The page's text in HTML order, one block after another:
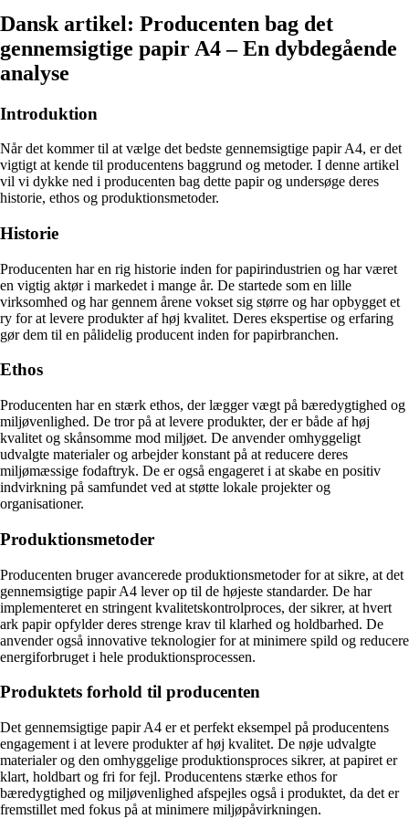
Dansk artikel: Producenten bag det
gennemsigtige papir A4 – En dybdegående
analyse
Introduktion
Når det kommer til at vælge det bedste gennemsigtige papir A4, er det
vigtigt at kende til producentens baggrund og metoder. I denne artikel
vil vi dykke ned i producenten bag dette papir og undersøge deres
historie, ethos og produktionsmetoder.
Historie
Producenten har en rig historie inden for papirindustrien og har været
en vigtig aktør i markedet i mange år. De startede som en lille
virksomhed og har gennem årene vokset sig større og har opbygget et
ry for at levere produkter af høj kvalitet. Deres ekspertise og erfaring
gør dem til en pålidelig producent inden for papirbranchen.
Ethos
Producenten har en stærk ethos, der lægger vægt på bæredygtighed og
miljøvenlighed. De tror på at levere produkter, der er både af høj
kvalitet og skånsomme mod miljøet. De anvender omhyggeligt
udvalgte materialer og arbejder konstant på at reducere deres
miljømæssige fodaftryk. De er også engageret i at skabe en positiv
indvirkning på samfundet ved at støtte lokale projekter og
organisationer.
Produktionsmetoder
Producenten bruger avancerede produktionsmetoder for at sikre, at det
gennemsigtige papir A4 lever op til de højeste standarder. De har
implementeret en stringent kvalitetskontrolproces, der sikrer, at hvert
ark papir opfylder deres strenge krav til klarhed og holdbarhed. De
anvender også innovative teknologier for at minimere spild og reducere
energiforbruget i hele produktionsprocessen.
Produktets forhold til producenten
Det gennemsigtige papir A4 er et perfekt eksempel på producentens
engagement i at levere produkter af høj kvalitet. De nøje udvalgte
materialer og den omhyggelige produktionsproces sikrer, at papiret er
klart, holdbart og fri for fejl. Producentens stærke ethos for
bæredygtighed og miljøvenlighed afspejles også i produktet, da det er
fremstillet med fokus på at minimere miljøpåvirkningen.